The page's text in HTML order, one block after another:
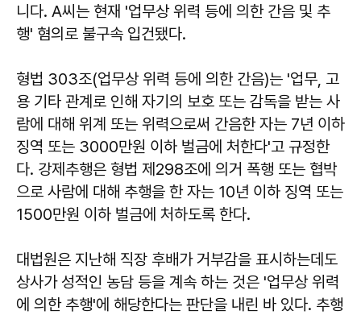
니다. A씨는 현재 '업무상 위력 등에 의한 간음 및 추
행' 혐의로 불구속 입건됐다.
형법 303조(업무상 위력 등에 의한 간음)는 '업무, 고
용 기타 관계로 인해 자기의 보호 또는 감독을 받는 사
람에 대해 위계 또는 위력으로써 간음한 자는 7년 이하
징역 또는 3000만원 이하 벌금에 처한다'고 규정한
다. 강제추행은 형법 제298조에 의거 폭행 또는 협박
으로 사람에 대해 추행을 한 자는 10년 이하 징역 또는
1500만원 이하 벌금에 처하도록 한다.
대법원은 지난해 직장 후배가 거부감을 표시하는데도
상사가 성적인 농담 등을 계속 하는 것은 '업무상 위력
에 의한 추행'에 해당한다는 판단을 내린 바 있다. 추행